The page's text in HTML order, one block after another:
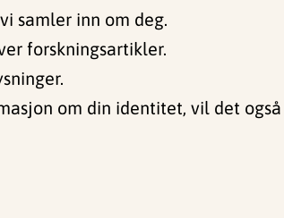
samler inn om deg.
forskningsartikler.
om din identitet, vil det